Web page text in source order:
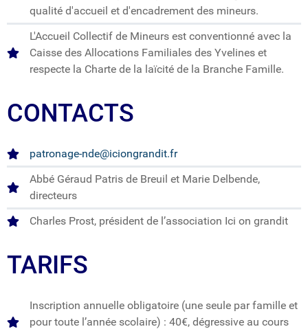
qualité d'accueil et d'encadrement des mineurs.
L'Accueil Collectif de Mineurs est conventionné avec la
Caisse des Allocations Familiales des Yvelines et
respecte la Charte de la laïcité de la Branche Famille.
CONTACTS
patronage-nde@iciongrandit.fr
Abbé Géraud Patris de Breuil et Marie Delbende,
directeurs
Charles Prost, président de l’association Ici on grandit
TARIFS
Inscription annuelle obligatoire (une seule par famille et
pour toute l’année scolaire) : 40€, dégressive au cours